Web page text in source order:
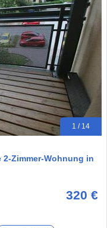
1 / 14
Zimmer-Wohnung in
320 €